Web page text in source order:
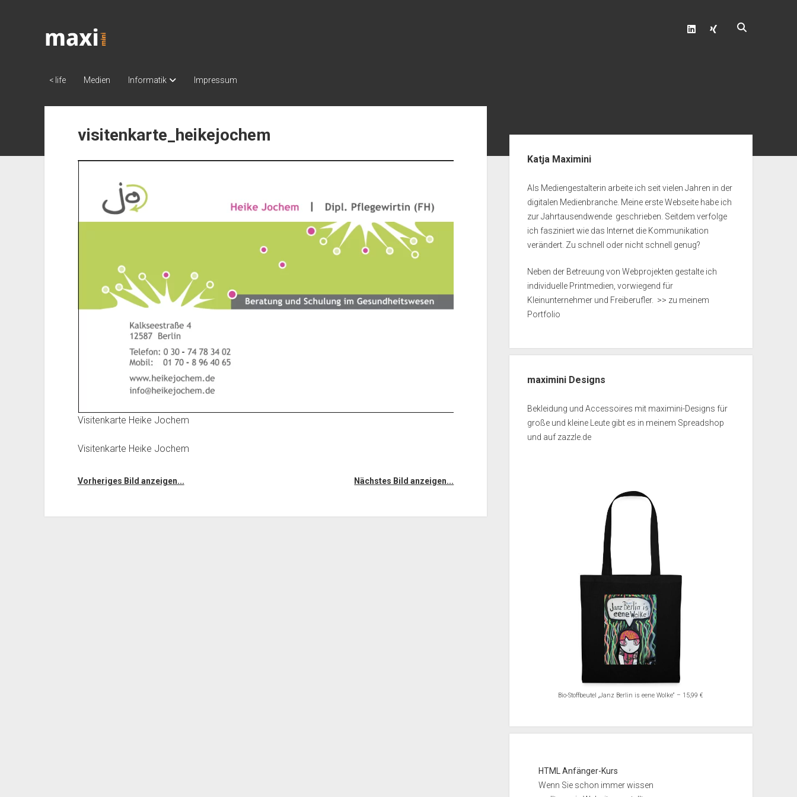
Maximini
work
linkedinxing
< life Medien Informatik Impressum
visitenkarte_heikejochem
Visitenkarte Heike Jochem
Visitenkarte Heike Jochem
Vorheriges Bild anzeigen... Nächstes Bild anzeigen...
Katja Maximini
Als Mediengestalterin arbeite ich seit vielen Jahren in der
digitalen Medienbranche. Meine erste Webseite habe ich
zur Jahrtausendwende geschrieben. Seitdem verfolge
ich fasziniert wie das Internet die Kommunikation
verändert. Zu schnell oder nicht schnell genug?
Neben der Betreuung von Webprojekten gestalte ich
individuelle Printmedien, vorwiegend für
Kleinunternehmer und Freiberufler. >> zu meinem
Portfolio
maximini Designs
Bekleidung und Accessoires mit maximini-Designs für
große und kleine Leute gibt es in meinem Spreadshop
und auf zazzle.de
Bio-Stoffbeutel „Janz Berlin is eene Wolke“ – 15,99 €
HTML Anfänger-Kurs
Wenn Sie schon immer wissen